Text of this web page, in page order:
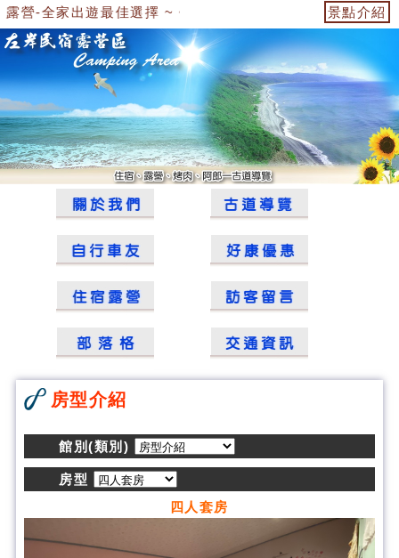
營-全家出遊最佳選擇 ~ ~ 景點介紹
房型介紹
館別(類別)
房型
四人套房